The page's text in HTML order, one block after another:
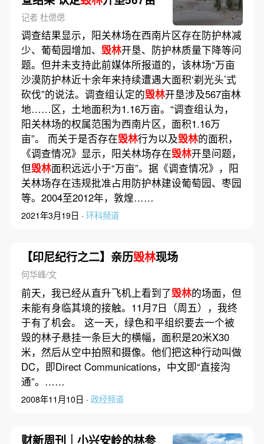
记者 杜偲偲
调查结果显示，阳关林场在西南片区存在防护林减
少、葡萄园增加、 毁林开垦、防护林质量下降等问
题。但并未支持此前媒体所报道的，该林场“万亩
沙漠防护林近十余年来持续遭遇大面积‘剃光头’式
砍伐”的说法。调查组认定的毁林开垦涉及567亩林
地……区，土地面积为1.16万亩。“调查组认为，
阳关林场的权属范围为西南片区，面积1.16万
亩”。 而关于是否存在毁林行为以及毁林的面积，
《调查情况》显示，阳关林场存在毁林开垦问题，
但毁林面积远远小于“万亩”。据《调查情况》，阳
关林场存在违规批准占用防护林建设葡萄园、枣园
等。2004至2012年，敦煌……
2021年3月19日 · 环科频道
【印尼纪行之二】亲历毁林现场
何华峰/文
前天，我已经从直升飞机上看到了毁林的场面，但
未能有身临其境的接触。11月7日（周五），我终
于有了机会。 这一天，绿色和平组织要去一个被
毁的林子悬挂一条巨大的横幅，面积是20米X30
米，然后从空中拍照和摄像。他们把这种行动叫做
DC，即Direct Communications，中文即“直接沟
通”。……
2008年11月10日 · 政经频道
财新周刊｜小兴安岭的林参